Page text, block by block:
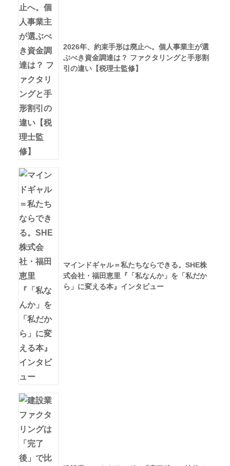
2026年、約束手形は廃止へ。個人事業主が選
ぶべき資金調達は？ ファクタリングと手形割
引の違い【税理士監修】
マインドギャル＝私たちならできる。SHE株
式会社・福田恵里『「私なんか」を「私だか
ら」に変える本』インタビュー